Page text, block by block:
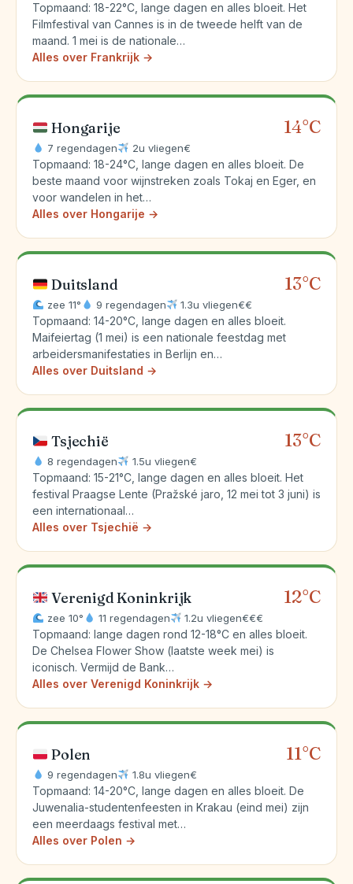
Topmaand: 18-22°C, lange dagen en alles bloeit. Het
Filmfestival van Cannes is in de tweede helft van de
maand. 1 mei is de nationale…
Alles over Frankrijk →
Hongarije 14°C
7 regendagen 2u vliegen€
Topmaand: 18-24°C, lange dagen en alles bloeit. De
beste maand voor wijnstreken zoals Tokaj en Eger, en
voor wandelen in het…
Alles over Hongarije →
Duitsland 13°C
zee 11° 9 regendagen 1.3u vliegen€€
Topmaand: 14-20°C, lange dagen en alles bloeit.
Maifeiertag (1 mei) is een nationale feestdag met
arbeidersmanifestaties in Berlijn en…
Alles over Duitsland →
Tsjechië 13°C
8 regendagen 1.5u vliegen€
Topmaand: 15-21°C, lange dagen en alles bloeit. Het
festival Praagse Lente (Pražské jaro, 12 mei tot 3 juni) is
een internationaal…
Alles over Tsjechië →
Verenigd Koninkrijk 12°C
zee 10° 11 regendagen 1.2u vliegen€€€
Topmaand: lange dagen rond 12-18°C en alles bloeit.
De Chelsea Flower Show (laatste week mei) is
iconisch. Vermijd de Bank…
Alles over Verenigd Koninkrijk →
Polen 11°C
9 regendagen 1.8u vliegen€
Topmaand: 14-20°C, lange dagen en alles bloeit. De
Juwenalia-studentenfeesten in Krakau (eind mei) zijn
een meerdaags festival met…
Alles over Polen →